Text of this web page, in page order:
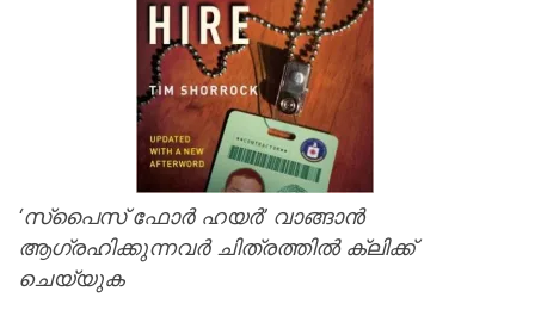
‘സ്‌പൈസ് ഫോര്‍ ഹയര്‍’ വാങ്ങാന്‍
ആഗ്രഹിക്കുന്നവര്‍ ചിത്രത്തില്‍ ക്ലിക്ക്
ചെയ്യുക